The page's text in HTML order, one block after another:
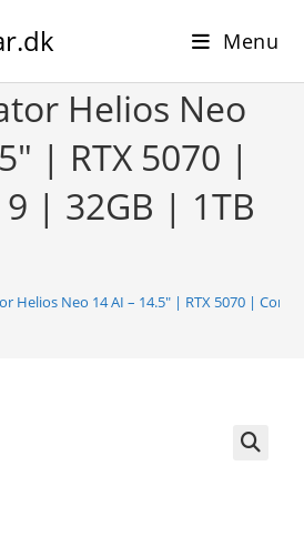
Menu
Helios Neo
| RTX 5070 |
| 32GB | 1TB
Helios Neo 14 AI – 14.5″ | RTX 5070 | Core